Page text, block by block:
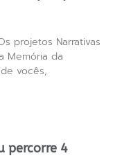
projetos Narrativas
Memória da
vocês,
percorre 4